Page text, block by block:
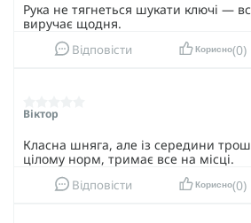
Рука не тягнеться шукати ключі —
виручає щодня.
Відповісти Корисно 0
Віктор
Класна шняга, але із середини
цілому норм, тримає все на місці.
Відповісти Корисно 0